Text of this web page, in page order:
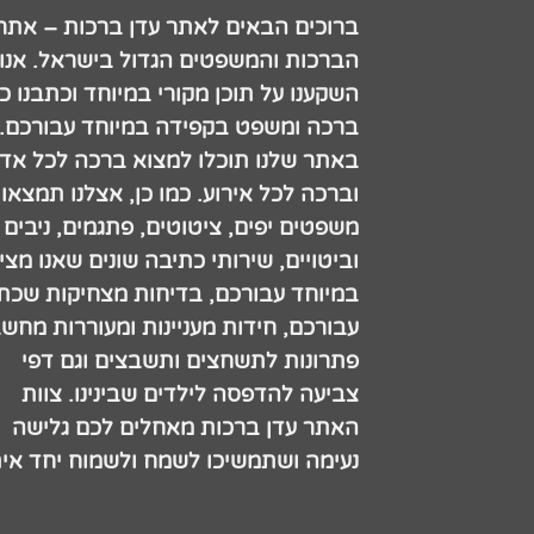
ברוכים הבאים לאתר עדן ברכות –
הברכות והמשפטים הגדול בישראל. אנו
השקענו על תוכן מקורי במיוחד וכתבנו
ברכה ומשפט בקפידה במיוחד עבורכם.
באתר שלנו תוכלו למצוא ברכה לכל
וברכה לכל אירוע. כמו כן, אצלנו תמצאו
משפטים יפים, ציטוטים, פתגמים, ניבים
וביטויים, שירותי כתיבה שונים שאנו
במיוחד עבורכם, בדיחות מצחיקות
עבורכם, חידות מעניינות ומעוררות
פתרונות לתשחצים ותשבצים וגם דפי
צביעה להדפסה לילדים שבינינו. צוות
האתר עדן ברכות מאחלים לכם גלישה
נעימה ושתמשיכו לשמח ולשמוח יחד